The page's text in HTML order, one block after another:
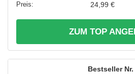
24,99 €
ZUM TOP